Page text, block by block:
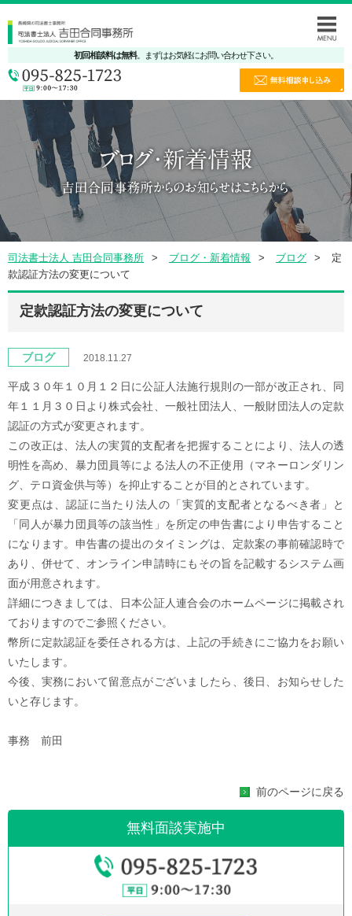
初回相談料は無料。まずはお気軽にお問い合わせ下さい。
司法書士法人 吉田合同事務所 ブログ・新着情報 ブログ
定
款認証方法の変更について
定款認証方法の変更について
ブログ 2018.11.27
平成３０年１０月１２日に公証人法施行規則の一部が改正され、同
年１１月３０日より株式会社、一般社団法人、一般財団法人の定款
認証の方式が変更されます。
この改正は、法人の実質的支配者を把握することにより、法人の透
明性を高め、暴力団員等による法人の不正使用（マネーロンダリン
グ、テロ資金供与等）を抑止することが目的とされています。
変更点は、認証に当たり法人の「実質的支配者となるべき者」と
「同人が暴力団員等の該当性」を所定の申告書により申告すること
になります。申告書の提出のタイミングは、定款案の事前確認時で
あり、併せて、オンライン申請時にもその旨を記載するシステム画
面が用意されます。
詳細につきましては、日本公証人連合会のホームページに掲載され
ておりますのでご参照ください。
幣所に定款認証を委任される方は、上記の手続きにご協力をお願い
いたします。
今後、実務において留意点がございましたら、後日、お知らせした
いと存じます。
事務 前田
前のページに戻る
無料面談実施中